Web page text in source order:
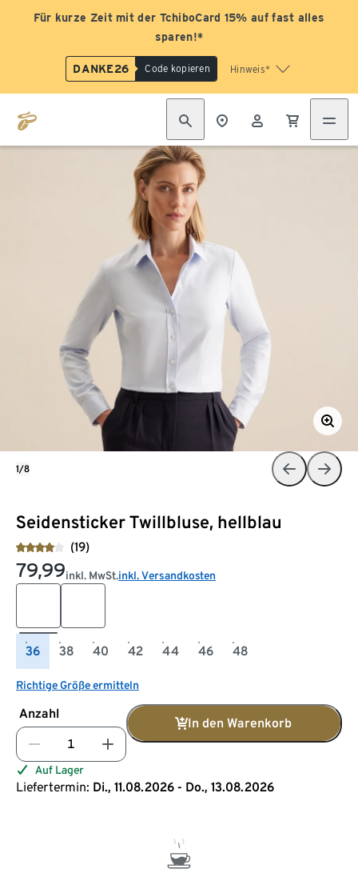
Für kurze Zeit mit der TchiboCard 15% auf fast alles
sparen!*
DANKE26 Code kopieren Hinweis*
Seidensticker Twillbluse, hellblau
(19)
79,99inkl. MwSt.inkl. Versandkosten
36 38 40 42 44 46 48
Richtige Größe ermitteln
Anzahl
In den Warenkorb
Auf Lager
Liefertermin: Di., 11.08.2026 - Do., 13.08.2026
1/8